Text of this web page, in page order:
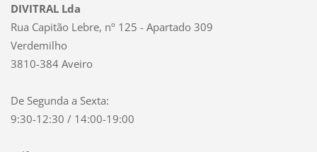
DIVITRAL Lda
Rua Capitão Lebre, nº 125 - Apartado 309
Verdemilho
3810-384 Aveiro
De Segunda a Sexta:
9:30-12:30 / 14:00-19:00